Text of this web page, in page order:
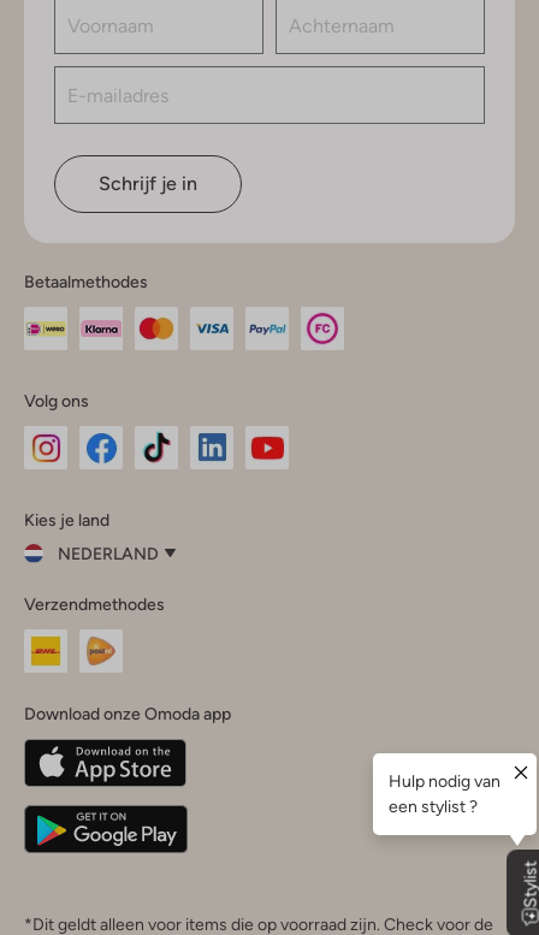
Schrijf je in
Betaalmethodes
Volg ons
InstagramFacebook
Kies je land
NEDERLAND
je
land
Nederland
Belgique(Français)
Deutschland
Verzendmethodes
Download onze Omoda app
*Dit geldt alleen voor items die op voorraad zijn. Check voor de